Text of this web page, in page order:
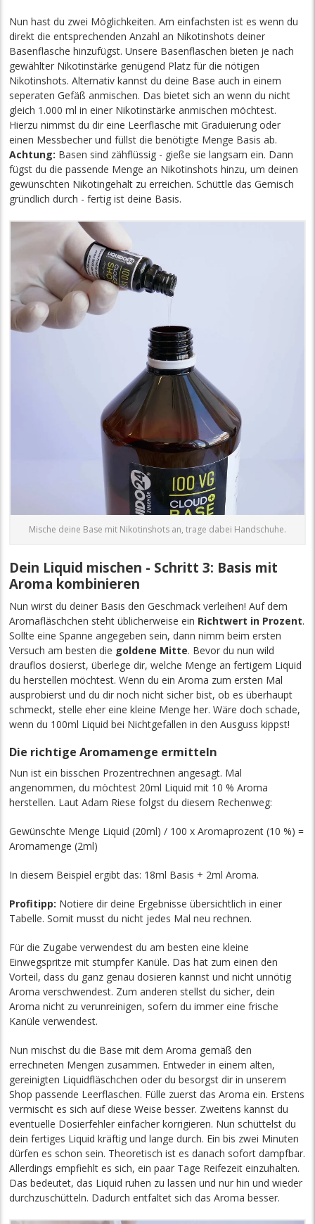
Nun hast du zwei Möglichkeiten. Am einfachsten ist es wenn du
direkt die entsprechenden Anzahl an Nikotinshots deiner
Basenflasche hinzufügst. Unsere Basenflaschen bieten je nach
gewählter Nikotinstärke genügend Platz für die nötigen
Nikotinshots. Alternativ kannst du deine Base auch in einem
seperaten Gefäß anmischen. Das bietet sich an wenn du nicht
gleich 1.000 ml in einer Nikotinstärke anmischen möchtest.
Hierzu nimmst du dir eine Leerflasche mit Graduierung oder
einen Messbecher und füllst die benötigte Menge Basis ab.
Achtung: Basen sind zähflüssig - gieße sie langsam ein. Dann
fügst du die passende Menge an Nikotinshots hinzu, um deinen
gewünschten Nikotingehalt zu erreichen. Schüttle das Gemisch
gründlich durch - fertig ist deine Basis.
Mische deine Base mit Nikotinshots an, trage dabei Handschuhe.
Dein Liquid mischen - Schritt 3: Basis mit
Aroma kombinieren
Nun wirst du deiner Basis den Geschmack verleihen! Auf dem
Aromafläschchen steht üblicherweise ein Richtwert in Prozent.
Sollte eine Spanne angegeben sein, dann nimm beim ersten
Versuch am besten die goldene Mitte. Bevor du nun wild
drauflos dosierst, überlege dir, welche Menge an fertigem Liquid
du herstellen möchtest. Wenn du ein Aroma zum ersten Mal
ausprobierst und du dir noch nicht sicher bist, ob es überhaupt
schmeckt, stelle eher eine kleine Menge her. Wäre doch schade,
wenn du 100ml Liquid bei Nichtgefallen in den Ausguss kippst!
Die richtige Aromamenge ermitteln
Nun ist ein bisschen Prozentrechnen angesagt. Mal
angenommen, du möchtest 20ml Liquid mit 10 % Aroma
herstellen. Laut Adam Riese folgst du diesem Rechenweg:
Gewünschte Menge Liquid (20ml) / 100 x Aromaprozent (10 %) =
Aromamenge (2ml)
In diesem Beispiel ergibt das: 18ml Basis + 2ml Aroma.
Profitipp: Notiere dir deine Ergebnisse übersichtlich in einer
Tabelle. Somit musst du nicht jedes Mal neu rechnen.
Für die Zugabe verwendest du am besten eine kleine
Einwegspritze mit stumpfer Kanüle. Das hat zum einen den
Vorteil, dass du ganz genau dosieren kannst und nicht unnötig
Aroma verschwendest. Zum anderen stellst du sicher, dein
Aroma nicht zu verunreinigen, sofern du immer eine frische
Kanüle verwendest.
Nun mischst du die Base mit dem Aroma gemäß den
errechneten Mengen zusammen. Entweder in einem alten,
gereinigten Liquidfläschchen oder du besorgst dir in unserem
Shop passende Leerflaschen. Fülle zuerst das Aroma ein. Erstens
vermischt es sich auf diese Weise besser. Zweitens kannst du
eventuelle Dosierfehler einfacher korrigieren. Nun schüttelst du
dein fertiges Liquid kräftig und lange durch. Ein bis zwei Minuten
dürfen es schon sein. Theoretisch ist es danach sofort dampfbar.
Allerdings empfiehlt es sich, ein paar Tage Reifezeit einzuhalten.
Das bedeutet, das Liquid ruhen zu lassen und nur hin und wieder
durchzuschütteln. Dadurch entfaltet sich das Aroma besser.